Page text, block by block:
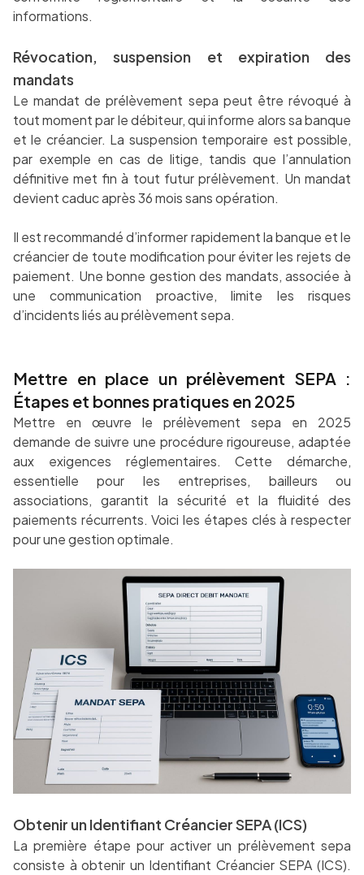
informations.
Révocation, suspension et expiration des
mandats
Le mandat de prélèvement sepa peut être révoqué à
tout moment par le débiteur, qui informe alors sa banque
et le créancier. La suspension temporaire est possible,
par exemple en cas de litige, tandis que l’annulation
définitive met fin à tout futur prélèvement. Un mandat
devient caduc après 36 mois sans opération.
Il est recommandé d’informer rapidement la banque et le
créancier de toute modification pour éviter les rejets de
paiement. Une bonne gestion des mandats, associée à
une communication proactive, limite les risques
d’incidents liés au prélèvement sepa.
Mettre en place un prélèvement SEPA :
Étapes et bonnes pratiques en 2025
Mettre en œuvre le prélèvement sepa en 2025
demande de suivre une procédure rigoureuse, adaptée
aux exigences réglementaires. Cette démarche,
essentielle pour les entreprises, bailleurs ou
associations, garantit la sécurité et la fluidité des
paiements récurrents. Voici les étapes clés à respecter
pour une gestion optimale.
Obtenir un Identifiant Créancier SEPA (ICS)
La première étape pour activer un prélèvement sepa
consiste à obtenir un Identifiant Créancier SEPA (ICS).